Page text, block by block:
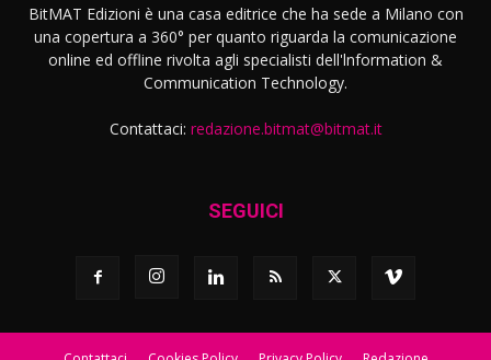
BitMAT Edizioni è una casa editrice che ha sede a Milano con
una copertura a 360° per quanto riguarda la comunicazione
online ed offline rivolta agli specialisti dell'lnformation &
Communication Technology.
Contattaci: redazione.bitmat@bitmat.it
SEGUICI